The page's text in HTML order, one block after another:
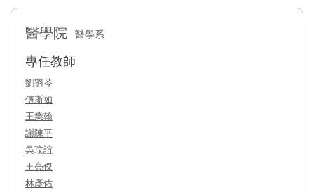
醫學院 醫學系
專任教師
劉羽芩
傅斯如
王業翰
謝陳平
吳玟誼
王亮傑
林彥佑